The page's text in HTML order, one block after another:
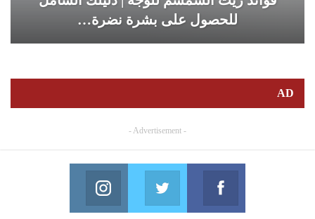
للحصول على بشرة نضرة…
AD
- Advertisement -
Facebook
Join us on Facebook
Twitter
Join us on Twitter